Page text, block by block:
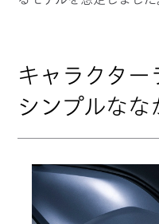
キャラクター
シンプルなな